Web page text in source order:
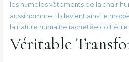
les humbles vêtements de la chair
aussi homme ; Il devient ainsi le
la nature humaine rachetée doit être
Véritable